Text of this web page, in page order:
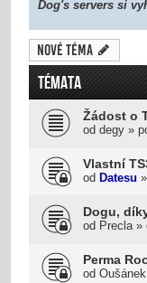
Dog's servers si
Nové téma
TÉMATA
Žádost o
od degy »
Vlastní
od Datesu »
Dogu,
od Precla»
Perma
od Oušánek